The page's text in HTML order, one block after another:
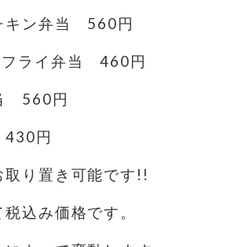
キン弁当 560円
フライ弁当 460円
560円
430円
り置き可能です!!
込み価格です。